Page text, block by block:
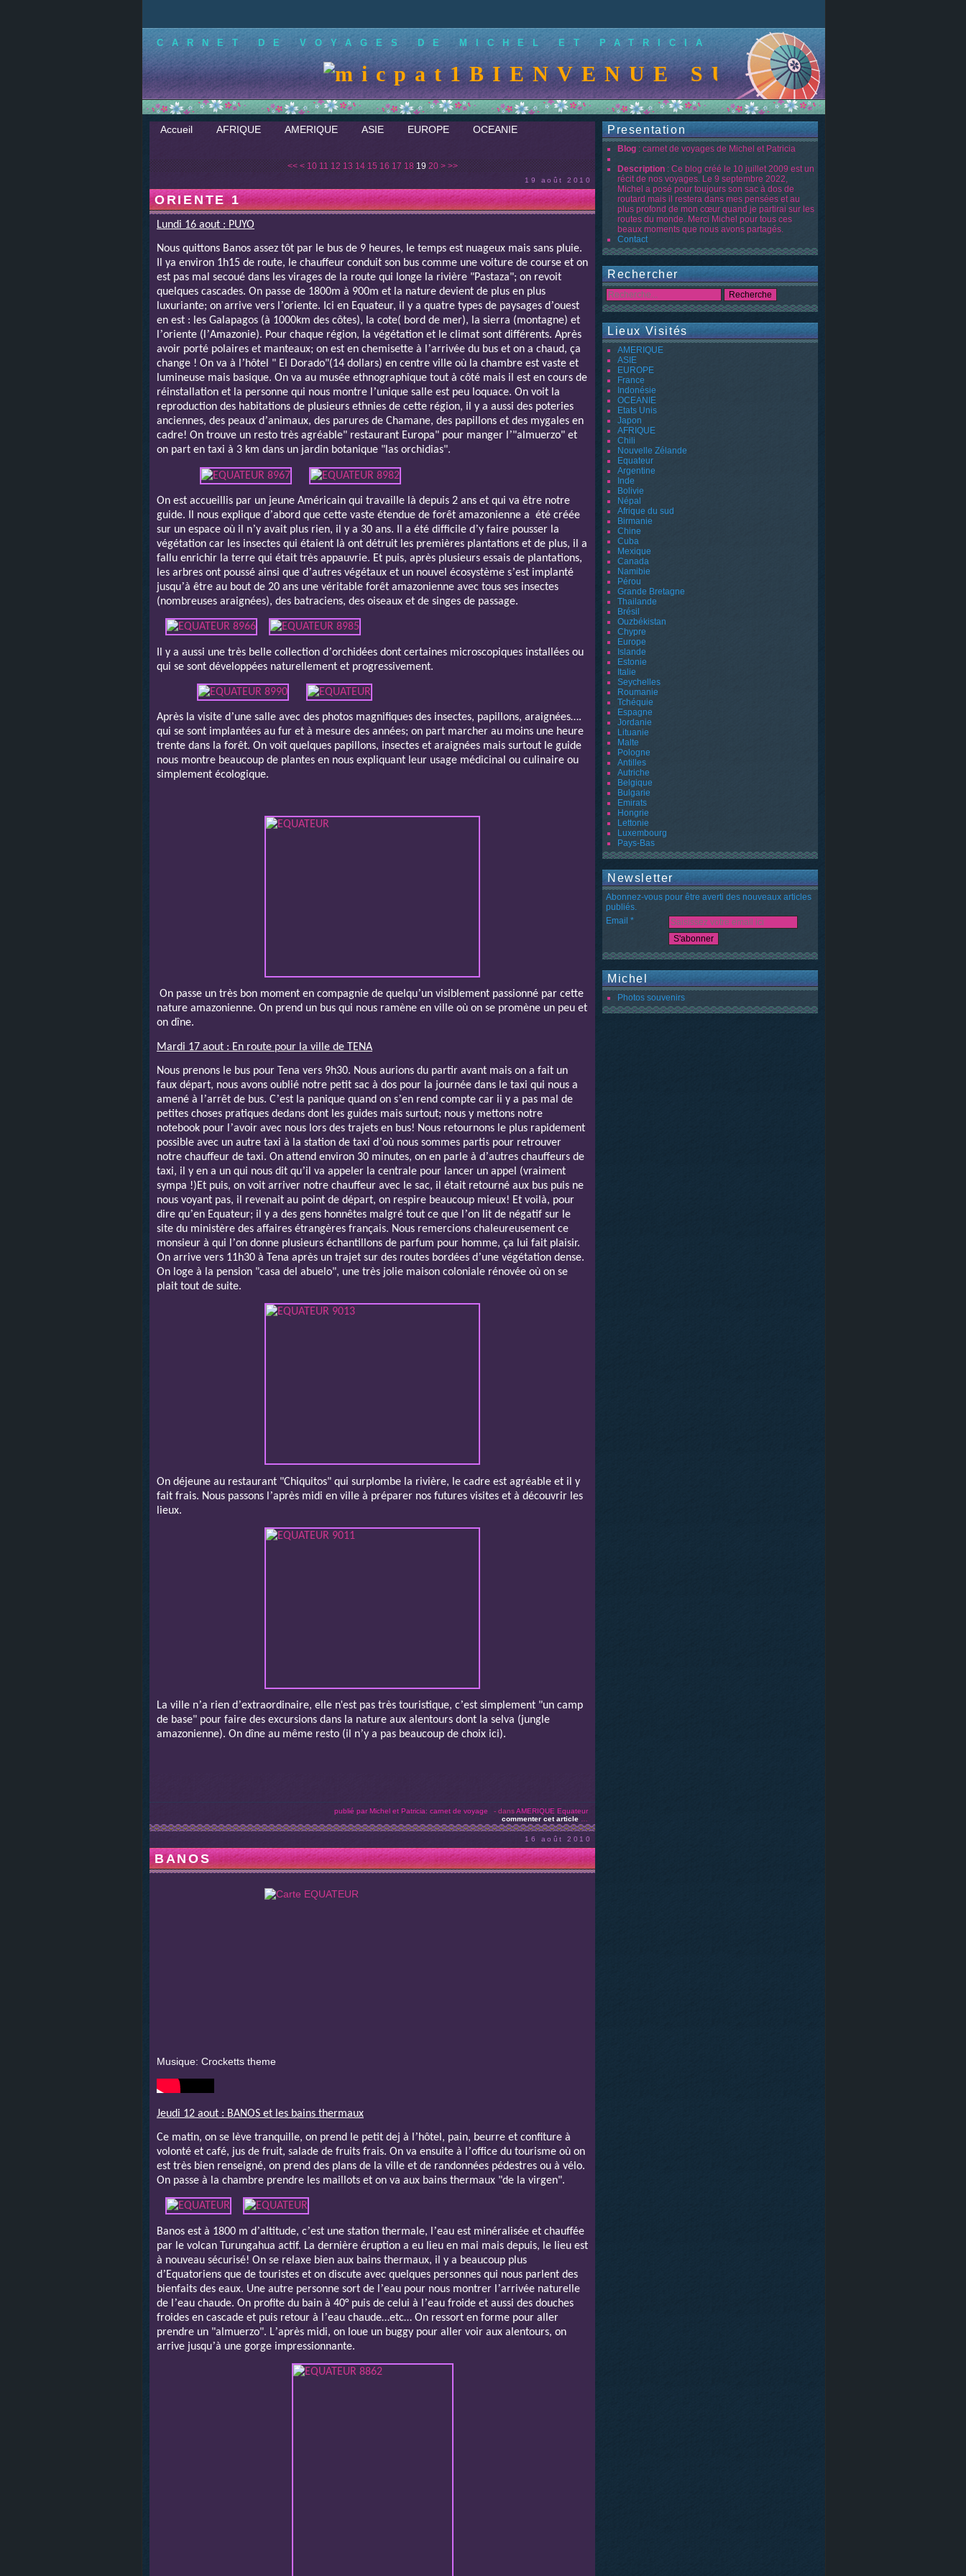
CARNET DE VOYAGES DE MICHEL ET PATRICIA
BIENVENUE SUR LE BLOG DE
Accueil AFRIQUE AMERIQUE ASIE EUROPE OCEANIE
<< < 10 11 12 13 14 15 16 17 18 19 20 > >>
19 août 2010
ORIENTE 1
Lundi 16 aout : PUYO
Nous quittons Banos assez tôt par le bus de 9 heures, le temps est nuageux mais sans pluie.
Il ya environ 1h15 de route, le chauffeur conduit son bus comme une voiture de course et on
est pas mal secoué dans les virages de la route qui longe la rivière "Pastaza"; on revoit
quelques cascades. On passe de 1800m à 900m et la nature devient de plus en plus
luxuriante; on arrive vers l’oriente. Ici en Equateur, il y a quatre types de paysages d’ouest
en est : les Galapagos (à 1000km des côtes), la cote( bord de mer), la sierra (montagne) et
l’oriente (l’Amazonie). Pour chaque région, la végétation et le climat sont différents. Après
avoir porté polaires et manteaux; on est en chemisette à l’arrivée du bus et on a chaud, ça
change ! On va à l’hôtel " El Dorado"(14 dollars) en centre ville où la chambre est vaste et
lumineuse mais basique. On va au musée ethnographique tout à côté mais il est en cours de
réinstallation et la personne qui nous montre l’unique salle est peu loquace. On voit la
reproduction des habitations de plusieurs ethnies de cette région, il y a aussi des poteries
anciennes, des peaux d’animaux, des parures de Chamane, des papillons et des mygales en
cadre! On trouve un resto très agréable" restaurant Europa" pour manger l’"almuerzo" et
on part en taxi à 3 km dans un jardin botanique "las orchidias".
On est accueillis par un jeune Américain qui travaille là depuis 2 ans et qui va être notre
guide. Il nous explique d’abord que cette vaste étendue de forêt amazonienne a été créée
sur un espace où il n’y avait plus rien, il y a 30 ans. Il a été difficile d’y faire pousser la
végétation car les insectes qui étaient là ont détruit les premières plantations et de plus, il a
fallu enrichir la terre qui était très appauvrie. Et puis, après plusieurs essais de plantations,
les arbres ont poussé ainsi que d’autres végétaux et un nouvel écosystème s’est implanté
jusqu’à être au bout de 20 ans une véritable forêt amazonienne avec tous ses insectes
(nombreuses araignées), des batraciens, des oiseaux et de singes de passage.
Il y a aussi une très belle collection d’orchidées dont certaines microscopiques installées ou
qui se sont développées naturellement et progressivement.
Après la visite d’une salle avec des photos magnifiques des insectes, papillons, araignées….
qui se sont implantées au fur et à mesure des années; on part marcher au moins une heure
trente dans la forêt. On voit quelques papillons, insectes et araignées mais surtout le guide
nous montre beaucoup de plantes en nous expliquant leur usage médicinal ou culinaire ou
simplement écologique.
On passe un très bon moment en compagnie de quelqu’un visiblement passionné par cette
nature amazonienne. On prend un bus qui nous ramène en ville où on se promène un peu et
on dîne.
Mardi 17 aout : En route pour la ville de TENA
Nous prenons le bus pour Tena vers 9h30. Nous aurions du partir avant mais on a fait un
faux départ, nous avons oublié notre petit sac à dos pour la journée dans le taxi qui nous a
amené à l ’arrêt de bus. C’est la panique quand on s’en rend compte car ii y a pas mal de
petites choses pratiques dedans dont les guides mais surtout; nous y mettons notre
notebook pour l ’avoir avec nous lors des trajets en bus! Nous retournons le plus rapidement
possible avec un autre taxi à la station de taxi d’où nous sommes partis pour retrouver
notre chauffeur de taxi. On attend environ 30 minutes, on en parle à d’autres chauffeurs de
taxi, il y en a un qui nous dit qu’il va appeler la centrale pour lancer un appel (vraiment
sympa !)Et puis, on voit arriver notre chauffeur avec le sac, il était retourné aux bus puis ne
nous voyant pas, il revenait au point de départ, on respire beaucoup mieux! Et voilà, pour
dire qu’en Equateur; il y a des gens honnêtes malgré tout ce que l ’on lit de négatif sur le
site du ministère des affaires étrangères français. Nous remercions chaleureusement ce
monsieur à qui l ’on donne plusieurs échantillons de parfum pour homme, ça lui fait plaisir.
On arrive vers 11h30 à Tena après un trajet sur des routes bordées d’une végétation dense.
On loge à la pension "casa del abuelo", une très jolie maison coloniale rénovée où on se
plait tout de suite.
On déjeune au restaurant "Chiquitos" qui surplombe la rivière, le cadre est agréable et il y
fait frais. Nous passons l ’après midi en ville à préparer nos futures visites et à découvrir les
lieux.
La ville n’a rien d’extraordinaire, elle n'est pas très touristique, c’est simplement "un camp
de base" pour faire des excursions dans la nature aux alentours dont la selva (jungle
amazonienne). On dîne au même resto (il n’y a pas beaucoup de choix ici).
publié par Michel et Patricia: carnet de voyage - dansAMERIQUE Equateur
commenter cet article
16 août 2010
BANOS
Musique: Crocketts theme
Jeudi 12 aout : BANOS et les bains thermaux
Ce matin, on se lève tranquille, on prend le petit dej à l ’hôtel, pain, beurre et confiture à
volonté et café, jus de fruit, salade de fruits frais. On va ensuite à l ’office du tourisme où on
est très bien renseigné, on prend des plans de la ville et de randonnées pédestres ou à vélo.
On passe à la chambre prendre les maillots et on va aux bains thermaux "de la virgen".
Banos est à 1800 m d’altitude, c’est une station thermale, l ’eau est minéralisée et chauffée
par le volcan Turungahua actif. La dernière éruption a eu lieu en mai mais depuis, le lieu est
à nouveau sécurisé! On se relaxe bien aux bains thermaux, il y a beaucoup plus
d’Equatoriens que de touristes et on discute avec quelques personnes qui nous parlent des
bienfaits des eaux. Une autre personne sort de l ’eau pour nous montrer l ’arrivée naturelle
de l ’eau chaude. On profite du bain à 40° puis de celui à l ’eau froide et aussi des douches
froides en cascade et puis retour à l ’eau chaude…etc… On ressort en forme pour aller
prendre un "almuerzo". L’après midi, on loue un buggy pour aller voir aux alentours, on
arrive jusqu’à une gorge impressionnante.
Presentation
Blog : carnet de voyages de Michel et Patricia
Description : Ce blog créé le 10 juillet 2009 est un
récit de nos voyages. Le 9 septembre 2022,
Michel a posé pour toujours son sac à dos de
routard mais il restera dans mes pensées et au
plus profond de mon cœur quand je partirai sur les
routes du monde. Merci Michel pour tous ces
beaux moments que nous avons partagés.
Contact
Rechercher
Lieux Visités
AMERIQUE
ASIE
EUROPE
France
Indonésie
OCEANIE
Etats Unis
Japon
AFRIQUE
Chili
Nouvelle Zélande
Equateur
Argentine
Inde
Bolivie
Népal
Afrique du sud
Birmanie
Chine
Cuba
Mexique
Canada
Namibie
Pérou
Grande Bretagne
Thailande
Brésil
Ouzbékistan
Chypre
Europe
Islande
Estonie
Italie
Seychelles
Roumanie
Tchéquie
Espagne
Jordanie
Lituanie
Malte
Pologne
Antilles
Autriche
Belgique
Bulgarie
Emirats
Hongrie
Lettonie
Luxembourg
Pays-Bas
Newsletter
Abonnez-vous pour être averti des nouveaux articles
publiés.
Email
Michel
Photos souvenirs